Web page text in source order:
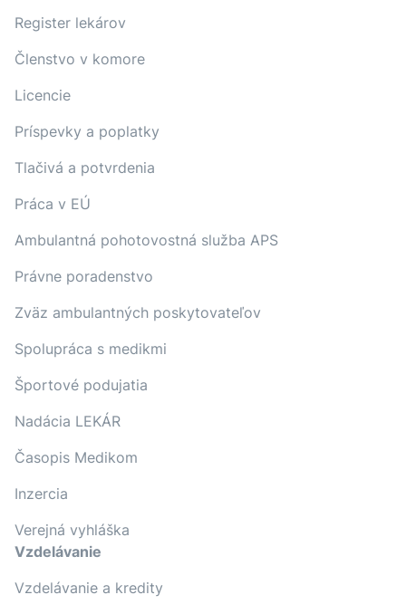
Register lekárov
Členstvo v komore
Licencie
Príspevky a poplatky
Tlačivá a potvrdenia
Práca v EÚ
Ambulantná pohotovostná služba APS
Právne poradenstvo
Zväz ambulantných poskytovateľov
Spolupráca s medikmi
Športové podujatia
Nadácia LEKÁR
Časopis Medikom
Inzercia
Verejná vyhláška
Vzdelávanie
Vzdelávanie a kredity